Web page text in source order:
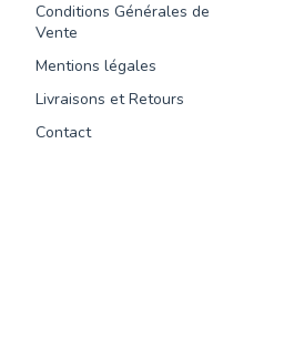
Conditions Générales de
Vente
Mentions légales
Livraisons et Retours
Contact